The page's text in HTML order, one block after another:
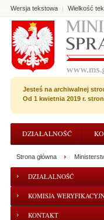
Wersja tekstowa | Wielkość
Jesteś na archiwalnej
Od 1 kwietnia 2019 r.
DZIAŁALNOŚĆ
DZIAŁALNOŚĆ
KOMISJA
KONTAKT
Strona główna